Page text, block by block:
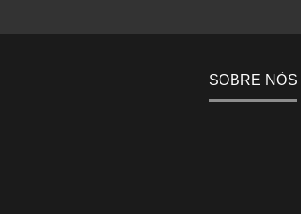
SOBRE NÓS